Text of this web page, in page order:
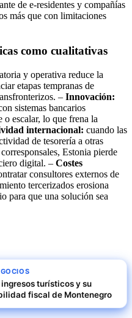
de e‑residentes y compañías
más que con limitaciones
como cualitativas
y operativa reduce la
etapas tempranas de
– Innovación:
sistemas bancarios
o escalar, lo que frena la
internacional: cuando las
de tesorería a otras
Estonia pierde
digital. – Costes
consultores externos de
tercerizados erosiona
para que una solución sea
turísticos y su
fiscal de Montenegro